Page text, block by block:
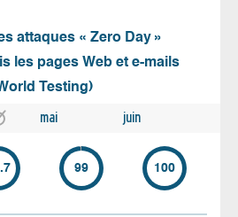
attaques « Zero Day »
les pages Web et e-mails
Testing)
mai juin
99 100